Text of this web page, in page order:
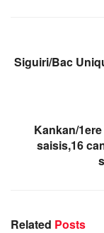
Siguiri/Bac
Kankan/
saisis,16
Related Posts